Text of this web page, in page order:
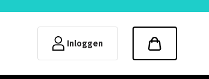
Inloggen